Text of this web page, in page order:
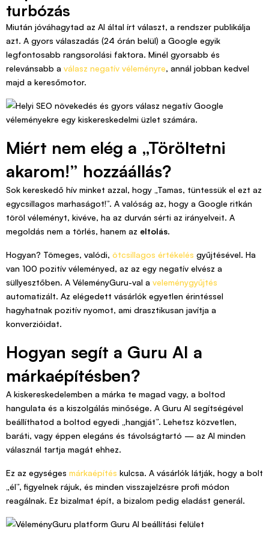
turbózás
Miután jóváhagytad az AI által írt választ, a rendszer publikálja
azt. A gyors válaszadás (24 órán belül) a Google egyik
legfontosabb rangsorolási faktora. Minél gyorsabb és
relevánsabb a válasz negatív véleményre, annál jobban kedvel
majd a keresőmotor.
Miért nem elég a „Töröltetni
akarom!” hozzáállás?
Sok kereskedő hív minket azzal, hogy „Tamas, tüntessük el ezt az
egycsillagos marhaságot!”. A valóság az, hogy a Google ritkán
töröl véleményt, kivéve, ha az durván sérti az irányelveit. A
megoldás nem a törlés, hanem az eltolás.
Hogyan? Tömeges, valódi, ötcsillagos értékelés gyűjtésével. Ha
van 100 pozitív véleményed, az az egy negatív elvész a
süllyesztőben. A VéleményGuru-val a veleménygyűjtés
automatizált. Az elégedett vásárlók egyetlen érintéssel
hagyhatnak pozitív nyomot, ami drasztikusan javítja a
konverzióidat.
Hogyan segít a Guru AI a
márkaépítésben?
A kiskereskedelemben a márka te magad vagy, a boltod
hangulata és a kiszolgálás minősége. A Guru AI segítségével
beállíthatod a boltod egyedi „hangját”. Lehetsz közvetlen,
baráti, vagy éppen elegáns és távolságtartó — az AI minden
válasznál tartja magát ehhez.
Ez az egységes márkaépítés kulcsa. A vásárlók látják, hogy a bolt
„él”, figyelnek rájuk, és minden visszajelzésre profi módon
reagálnak. Ez bizalmat épít, a bizalom pedig eladást generál.